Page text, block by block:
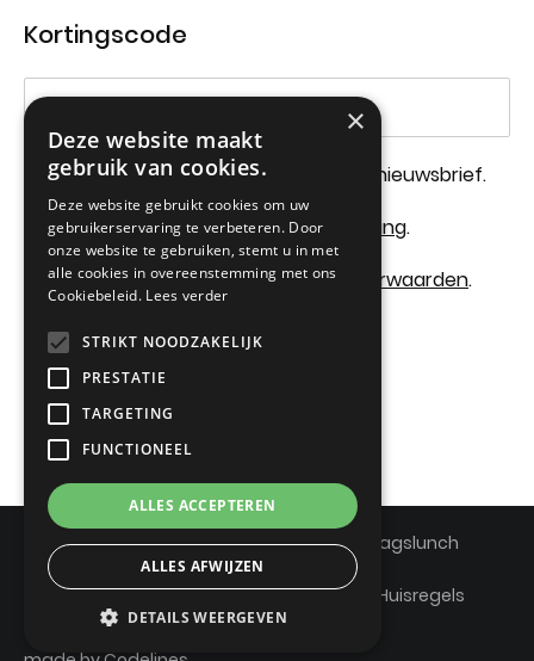
Kortingscode
Schrijf me in voor de Maekelhoeve nieuwsbrief.
Ik ga akkoord met deprivacyverklaring.
Ik ga akkoord met dereservatievoorwaarden.
Verzenden
©2026 Maekelhoeve
Voorwaarden Zondagslunch
Voorwaarden Dinner & Dance
Veelgestelde vragen Dinner & Dance
Huisregels
Cookiestatement
Privacyverklaring
×
Deze website maakt
gebruik van cookies.
Deze website gebruikt cookies om uw
gebruikerservaring te verbeteren. Door
onze website te gebruiken, stemt u in met
alle cookies in overeenstemming met ons
Cookiebeleid. Lees verder
STRIKT NOODZAKELIJK
PRESTATIE
TARGETING
FUNCTIONEEL
ALLES ACCEPTEREN
ALLES AFWIJZEN
DETAILS WEERGEVEN